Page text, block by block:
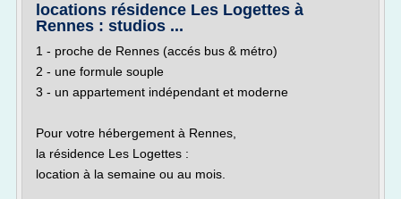
locations résidence Les Logettes à
Rennes : studios ...
1 - proche de Rennes (accés bus & métro)
2 - une formule souple
3 - un appartement indépendant et moderne
Pour votre hébergement à Rennes,
la résidence Les Logettes :
location à la semaine ou au mois.